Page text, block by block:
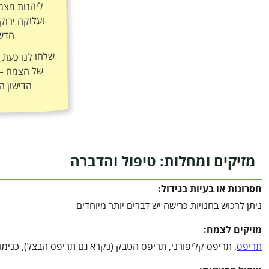
שלחו לנו כעת
הדישון
מזיקים ומחלות: טיפול והדברה
חסרונות או בעיות בגידול:
ניתן לרכוש בחנויות כרישה יש דברים יותר מיוחדים
מזיקים לצמח:
תריפס, תריפס קליפורני, תריפס הטבק (נקרא גם תריפס הבצל),